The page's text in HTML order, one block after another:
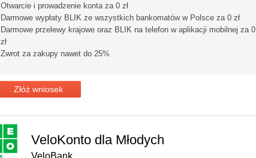
Otwarcie i prowadzenie konta za 0 zł
Darmowe wypłaty BLIK ze wszystkich bankomatów w Polsce za 0 zł
Darmowe przelewy krajowe oraz BLIK na telefon w aplikacji mobilnej za 0
zł
Zwrot za zakupy nawet do 25%
Złóż wniosek
VeloKonto dla Młodych
VeloBank